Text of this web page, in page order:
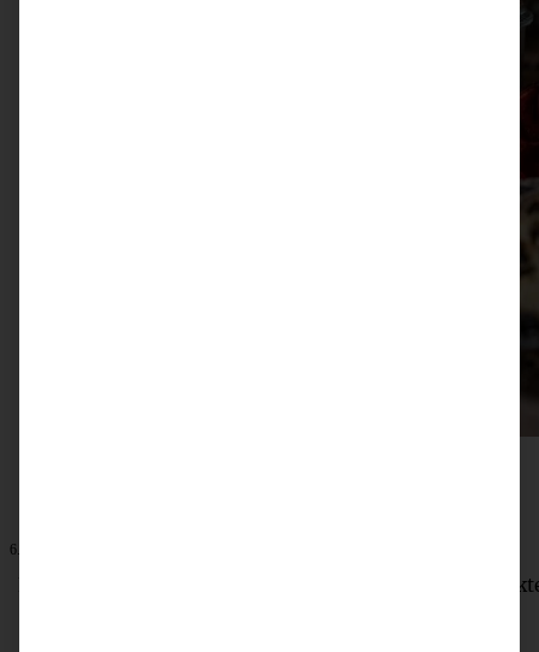
6. Dezember 2025
Fruchtiges Stollen-Tiramisu mit Himbeeren – das